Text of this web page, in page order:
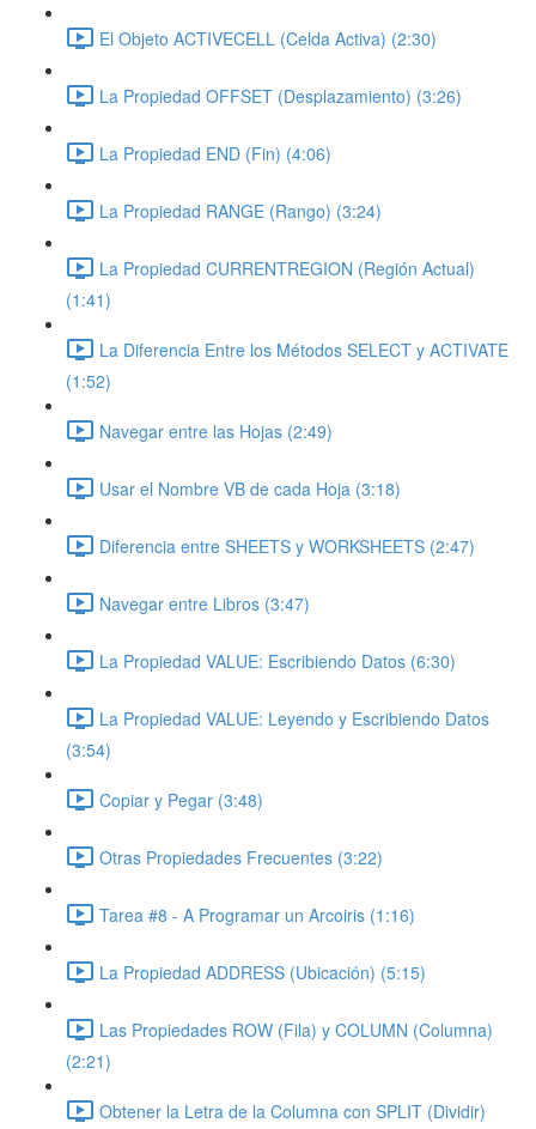
El Objeto ACTIVECELL (Celda Activa) (2:30)
La Propiedad OFFSET (Desplazamiento) (3:26)
La Propiedad END (Fin) (4:06)
La Propiedad RANGE (Rango) (3:24)
La Propiedad CURRENTREGION (Región Actual)
(1:41)
La Diferencia Entre los Métodos SELECT y ACTIVATE
(1:52)
Navegar entre las Hojas (2:49)
Usar el Nombre VB de cada Hoja (3:18)
Diferencia entre SHEETS y WORKSHEETS (2:47)
Navegar entre Libros (3:47)
La Propiedad VALUE: Escribiendo Datos (6:30)
La Propiedad VALUE: Leyendo y Escribiendo Datos
(3:54)
Copiar y Pegar (3:48)
Otras Propiedades Frecuentes (3:22)
Tarea #8 - A Programar un Arcoiris (1:16)
La Propiedad ADDRESS (Ubicación) (5:15)
Las Propiedades ROW (Fila) y COLUMN (Columna)
(2:21)
Obtener la Letra de la Columna con SPLIT (Dividir)